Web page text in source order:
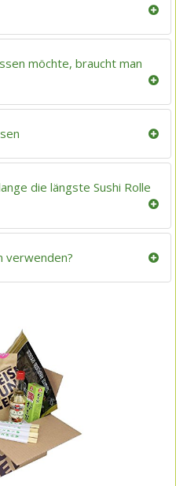
möchte, braucht man
die längste Sushi Rolle
verwenden?